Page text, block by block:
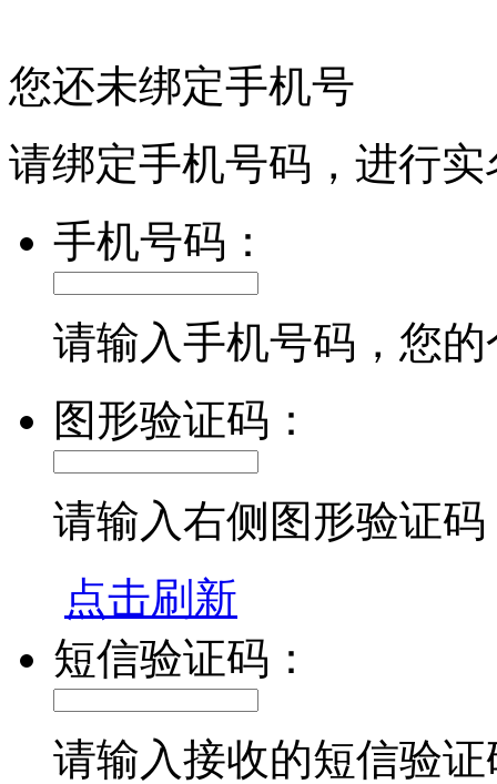
您还未绑定手机号
请绑定手机号码，进行
手机号码：
请输入手机号码，您
图形验证码：
请输入右侧图形验证码
点击刷新
短信验证码：
请输入接收的短信验证